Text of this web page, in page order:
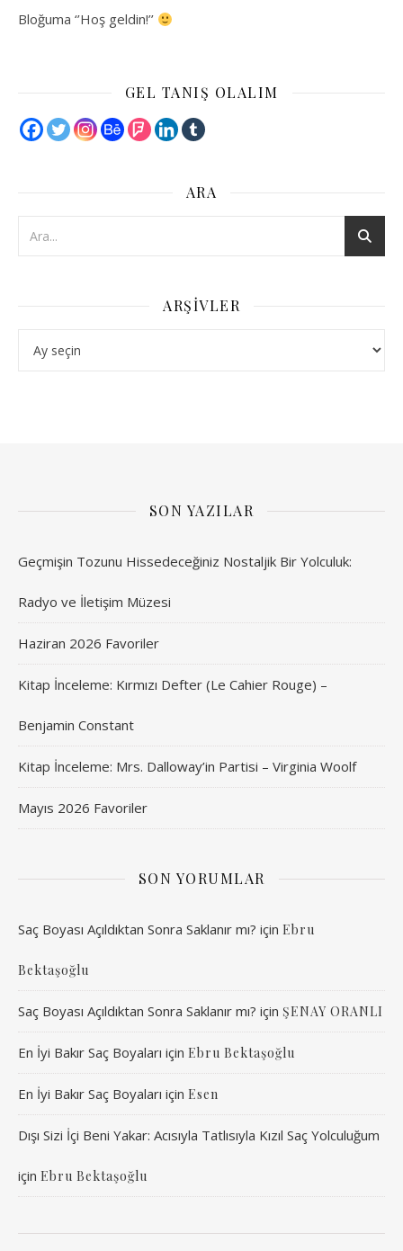
Bloğuma ‘’Hoş geldin!’’
GEL TANIŞ OLALIM
ARA
ARŞIVLER
SON YAZILAR
Geçmişin Tozunu Hissedeceğiniz Nostaljik Bir Yolculuk:
Radyo ve İletişim Müzesi
Haziran 2026 Favoriler
Kitap İnceleme: Kırmızı Defter (Le Cahier Rouge) –
Benjamin Constant
Kitap İnceleme: Mrs. Dalloway’in Partisi – Virginia Woolf
Mayıs 2026 Favoriler
SON YORUMLAR
Saç Boyası Açıldıktan Sonra Saklanır mı? için Ebru
Bektaşoğlu
Saç Boyası Açıldıktan Sonra Saklanır mı? için ŞENAY ORANLI
En İyi Bakır Saç Boyaları için Ebru Bektaşoğlu
En İyi Bakır Saç Boyaları için Esen
Dışı Sizi İçi Beni Yakar: Acısıyla Tatlısıyla Kızıl Saç Yolculuğum
için Ebru Bektaşoğlu